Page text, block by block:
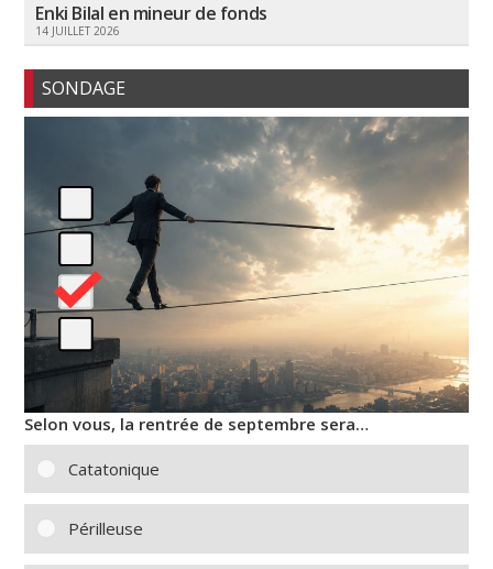
Enki Bilal en mineur de fonds
14 JUILLET 2026
SONDAGE
Selon vous, la rentrée de septembre sera…
Catatonique
Périlleuse